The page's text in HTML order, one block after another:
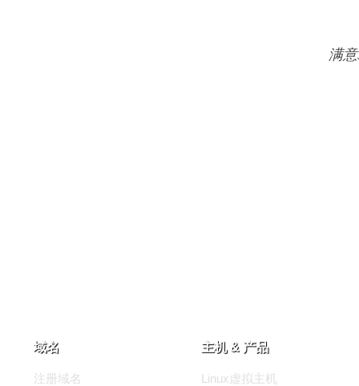
满
域名
注册域名
主机 & 产品
Linux虚拟主机